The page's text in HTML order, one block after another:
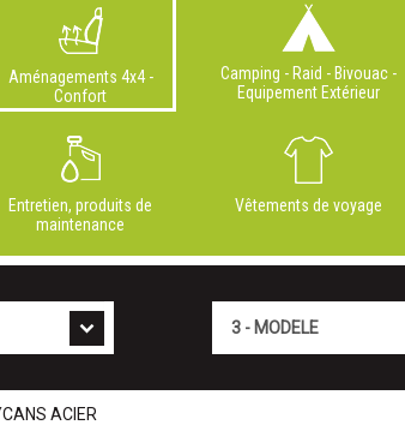
Aménagements 4x4 -
Confort
Camping - Raid - Bivouac -
Equipement Extérieur
Entretien, produits de
maintenance
Vêtements de voyage
ACIER